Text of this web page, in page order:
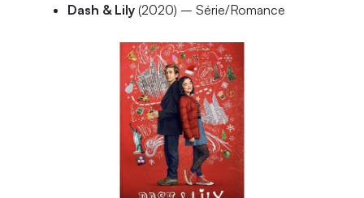
Dash & Lily(2020) – Série/Romance